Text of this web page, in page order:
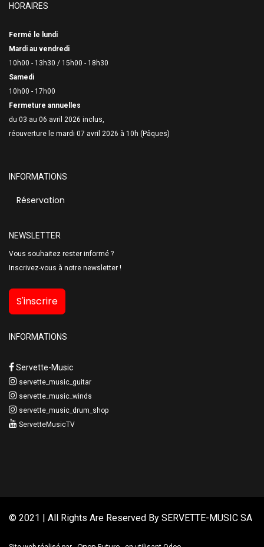
HORAIRES
Fermé le lundi
Mardi au vendredi
10h00 - 13h30 / 15h00 - 18h30
Samedi
10h00 - 17h00
Fermeture annuelles
du 03 au 06 avril 2026 inclus,
réouverture le mardi 07 avril 2026 à 10h (Pâques)
INFORMATIONS
Réservation
NEWSLETTER
Vous souhaitez rester informé ?
Inscrivez-vous à notre newsletter !
S'inscrire
INFORMATIONS
Servette-Music
servette_music_guitar
servette_music_winds
servette_music_drum_shop
ServetteMusicTV
© 2021 | All Rights Are Reserved By SERVETTE-MUSIC SA